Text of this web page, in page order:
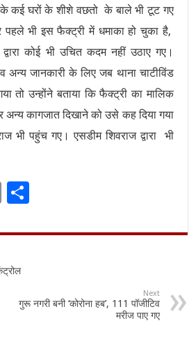
कई घरों के शीशे वछतो के बाले भी टूट गए
पहले भी इस फैक्ट्री में धमाका हो चुका है,
कोई भी उचित कदम नहीं उठाए गए।
जानकारी के लिए जब थाना चाटीविंड
तो उन्होंने बताया कि फैक्ट्री का मालिक
कागजात दिखाने को उसे कह दिया गया
भी पहुंच गए। एसडीम शिवराज द्वारा भी
E
ai ar
Next
गुरू नगरी बनी ‘कोरोना हब’, 111 पॉजीटिव
मरीज पाए गए